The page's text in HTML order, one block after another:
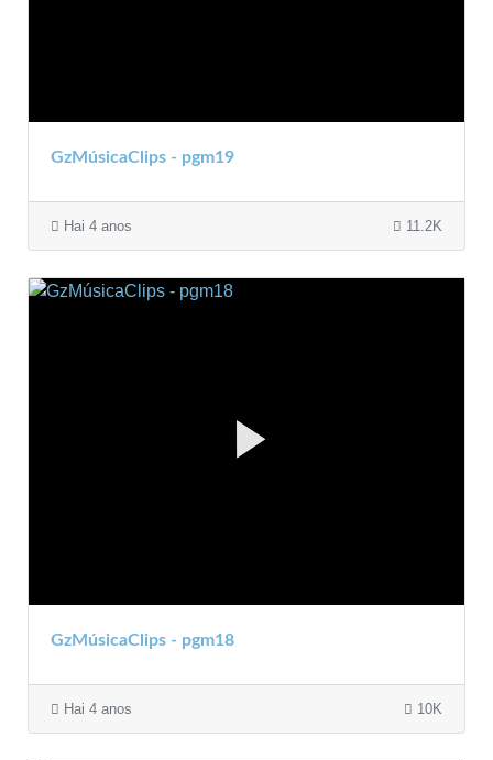
GzMúsicaClips - pgm19
Hai 4 anos 11.2K
GzMúsicaClips - pgm18
Hai 4 anos 10K